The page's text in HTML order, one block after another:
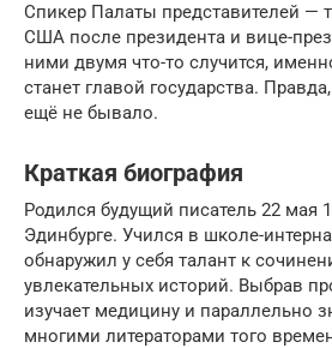
Спикер Палаты представителей —
США после президента и вице-
ними двумя что-то случится,
станет главой государства.
ещё не бывало.
Краткая биография
Родился будущий писатель 22 мая
Эдинбурге. Учился в школе-
обнаружил у себя талант к
увлекательных историй. Выбрав
изучает медицину и параллельно
многими литераторами того